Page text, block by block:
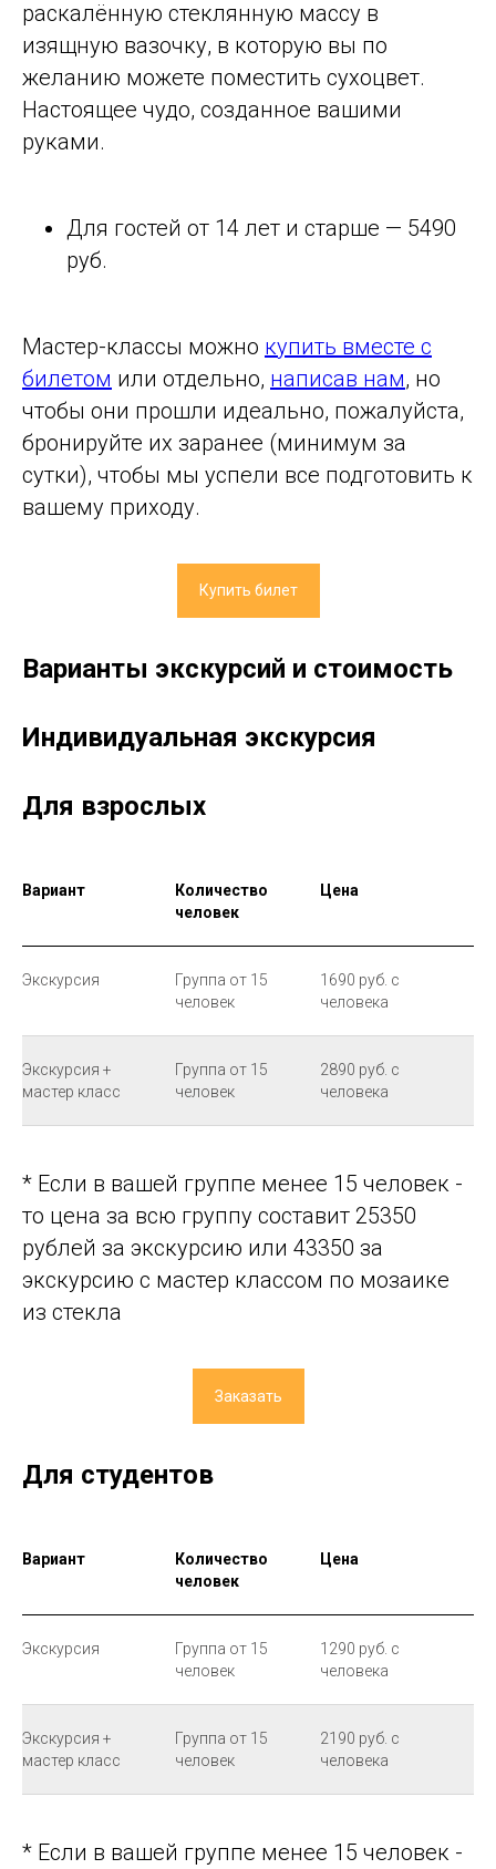
раскалённую стеклянную массу в
изящную вазочку, в которую вы по
желанию можете поместить сухоцвет.
Настоящее чудо, созданное вашими
руками.
Для гостей от 14 лет и старше — 5490
руб.
Мастер-классы можно купить вместе с
билетом или отдельно, написав нам, но
чтобы они прошли идеально, пожалуйста,
бронируйте их заранее (минимум за
сутки), чтобы мы успели все подготовить к
вашему приходу.
Купить билет
Варианты экскурсий и стоимость
Индивидуальная экскурсия
Для взрослых
Вариант
Количество
человек
Цена
Экскурсия
Группа от 15
человек
1690 руб. с
человека
Экскурсия +
мастер класс
Группа от 15
человек
2890 руб. с
человека
* Если в вашей группе менее 15 человек -
то цена за всю группу составит 25350
рублей за экскурсию или 43350 за
экскурсию с мастер классом по мозаике
из стекла
Заказать
Для студентов
Вариант
Количество
человек
Цена
Экскурсия
Группа от 15
человек
1290 руб. с
человека
Экскурсия +
мастер класс
Группа от 15
человек
2190 руб. с
человека
* Если в вашей группе менее 15 человек -